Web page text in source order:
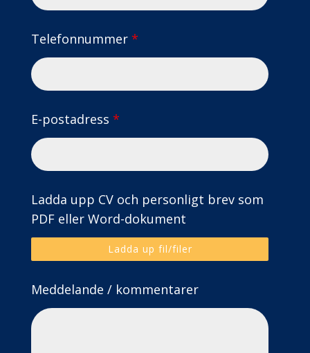
Telefonnummer *
E-postadress *
Ladda upp CV och personligt brev som
PDF eller Word-dokument
Ladda up fil/filer
Meddelande / kommentarer